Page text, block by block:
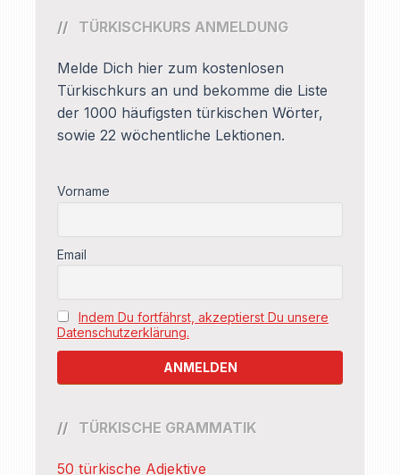
TÜRKISCHKURS ANMELDUNG
Melde Dich hier zum kostenlosen
Türkischkurs an und bekomme die Liste
der 1000 häufigsten türkischen Wörter,
sowie 22 wöchentliche Lektionen.
Vorname
Email
Indem Du fortfährst, akzeptierst Du unsere
Datenschutzerklärung.
TÜRKISCHE GRAMMATIK
50 türkische Adjektive